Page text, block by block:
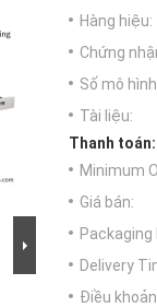
Hàng hiệu:
Chứng
Số mô
Tài liệu:
Thanh toán:
Minimum
Giá bán:
Packaging
Delivery
Điều